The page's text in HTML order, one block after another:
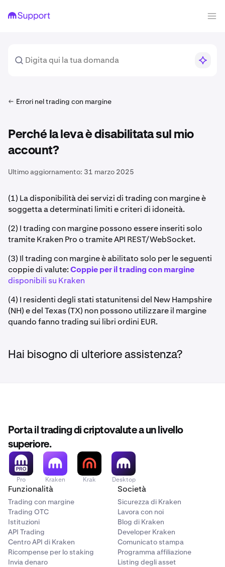
Errori nel trading con margine
Perché la leva è disabilitata sul mio
account?
Ultimo aggiornamento: 31 marzo 2025
(1) La disponibilità dei servizi di trading con margine è
soggetta a determinati limiti e criteri di idoneità.
(2) I trading con margine possono essere inseriti solo
tramite Kraken Pro o tramite API REST/WebSocket.
(3) Il trading con margine è abilitato solo per le seguenti
coppie di valute:Coppie per il trading con margine
disponibili su Kraken
(4) I residenti degli stati statunitensi del New Hampshire
(NH) e del Texas (TX) non possono utilizzare il margine
quando fanno trading sui libri ordini EUR.
Hai bisogno di ulteriore assistenza?
Porta il trading di criptovalute a un livello
superiore.
Pro Kraken Krak Desktop
Funzionalità
Trading con margine
Trading OTC
Istituzioni
API Trading
Centro API di Kraken
Ricompense per lo staking
Invia denaro
Società
Sicurezza di Kraken
Lavora con noi
Blog di Kraken
Developer Kraken
Comunicato stampa
Programma affiliazione
Listing degli asset